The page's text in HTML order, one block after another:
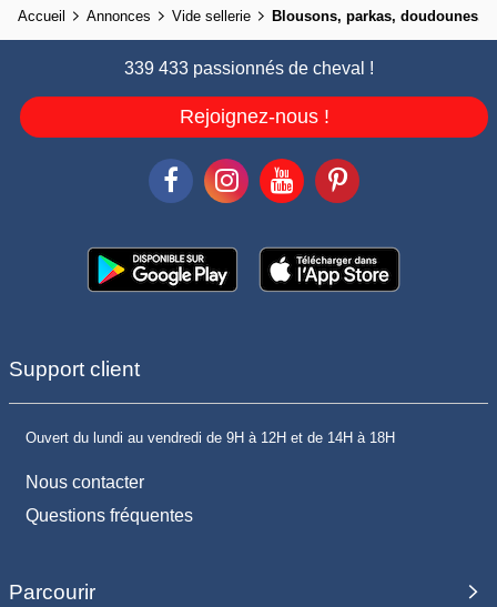
Accueil Annonces Vide sellerie Blousons, parkas, doudounes,
339 433 passionnés de cheval !
Rejoignez-nous !
Support client
Ouvert du lundi au vendredi de 9H à 12H et de 14H à 18H
Nous contacter
Questions fréquentes
Parcourir